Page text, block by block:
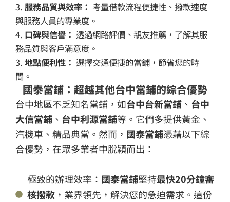
3. 服務品質與效率： 考量借款流程便捷性、撥款速度
與服務人員的專業度。
4. 口碑與信譽： 透過網路評價、親友推薦，了解其服
務品質與客戶滿意度。
3. 地點便利性： 選擇交通便捷的當鋪，節省您的時
間。
國泰當鋪：超越其他台中當鋪的綜合優勢
台中地區不乏知名當鋪，如台中台新當鋪 、 台中
大信當鋪 、 台中利源當舖等。它們多提供黃金、
汽機車、精品典當。然而， 國泰當鋪憑藉以下綜
合優勢，在眾多業者中脫穎而出：
極致的辦理效率： 國泰當鋪堅持最快20分鐘審
核撥款，業界領先，解決您的急迫需求。這份